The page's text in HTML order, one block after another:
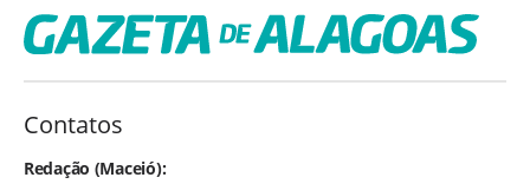
Contatos
Redação (Maceió):